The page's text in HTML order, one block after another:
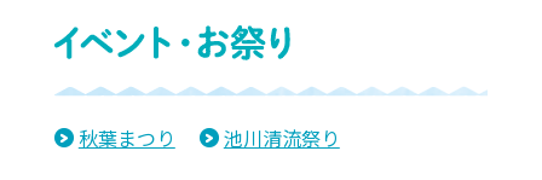
秋葉まつり 池川清流祭り